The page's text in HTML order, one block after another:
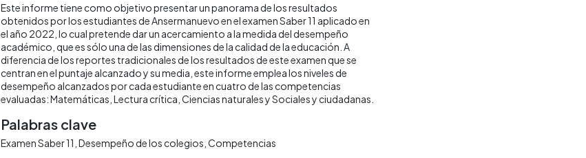
Este informe tiene como objetivo presentar un panorama de los resultados
obtenidos por los estudiantes de Ansermanuevo en el examen Saber 11 aplicado en
el año 2022, lo cual pretende dar un acercamiento a la medida del desempeño
académico, que es sólo una de las dimensiones de la calidad de la educación. A
diferencia de los reportes tradicionales de los resultados de este examen que se
centran en el puntaje alcanzado y su media, este informe emplea los niveles de
desempeño alcanzados por cada estudiante en cuatro de las competencias
evaluadas: Matemáticas, Lectura crítica, Ciencias naturales y Sociales y ciudadanas.
Palabras clave
Examen Saber 11 Desempeño de los colegios Competencias